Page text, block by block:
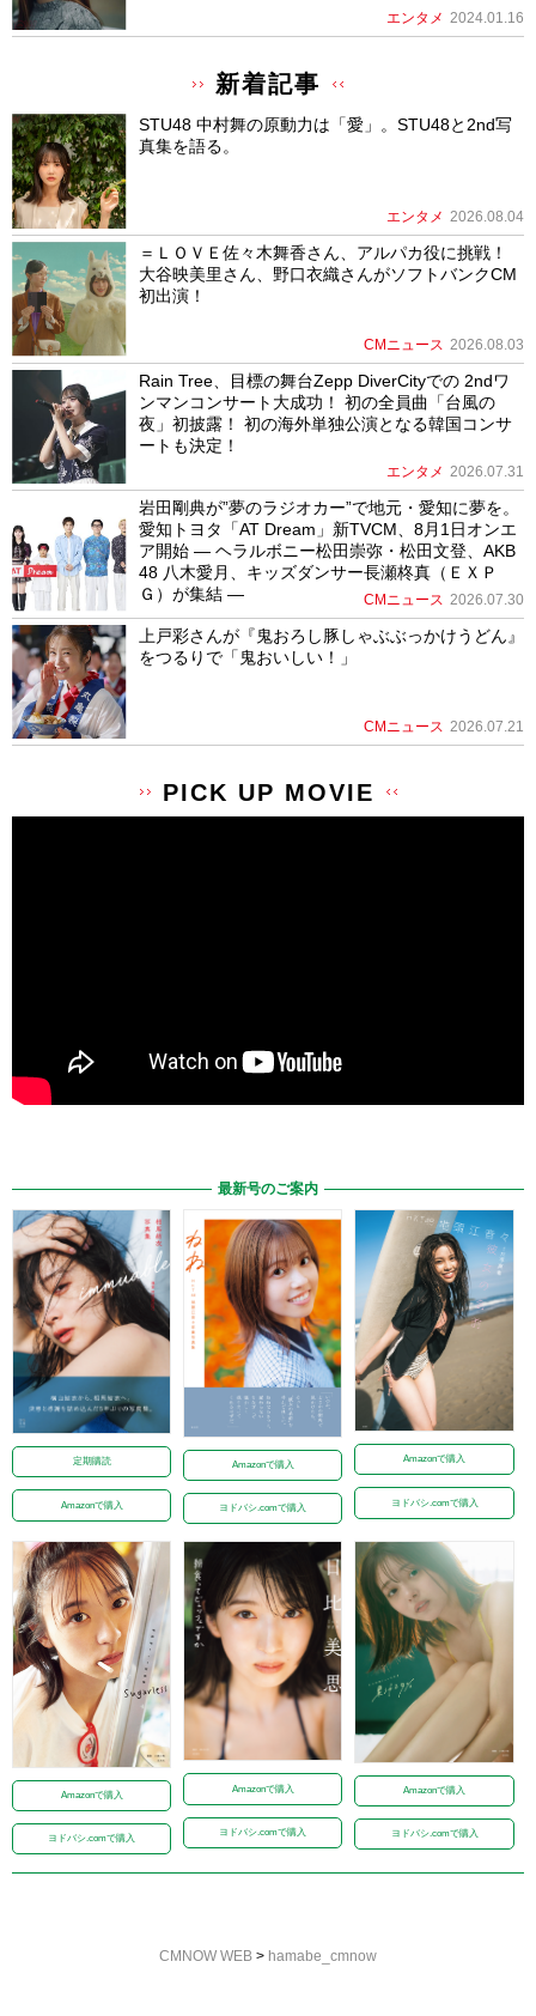
エンタメ 2024.01.16
新着記事
STU48 中村舞の原動力は「愛」。STU48と2nd写
真集を語る。
エンタメ 2026.08.04
＝ＬＯＶＥ佐々木舞香さん、アルパカ役に挑戦！
大谷映美里さん、野口衣織さんがソフトバンクCM
初出演！
CMニュース 2026.08.03
Rain Tree、目標の舞台Zepp DiverCityでの 2ndワ
ンマンコンサート大成功！ 初の全員曲「台風の
夜」初披露！ 初の海外単独公演となる韓国コンサ
ートも決定！
エンタメ 2026.07.31
岩田剛典が”夢のラジオカー”で地元・愛知に夢を。
愛知トヨタ「AT Dream」新TVCM、8月1日オンエ
ア開始 ― ヘラルボニー松田崇弥・松田文登、AKB
48 八木愛月、キッズダンサー長瀬柊真（ＥＸＰ
Ｇ）が集結 ―
CMニュース 2026.07.30
上戸彩さんが『鬼おろし豚しゃぶぶっかけうどん』
をつるりで「鬼おいしい！」
CMニュース 2026.07.21
PICK UP MOVIE
最新号のご案内
定期購読
Amazonで購入
Amazonで購入
ヨドバシ.comで購入
Amazonで購入
ヨドバシ.comで購入
Amazonで購入
ヨドバシ.comで購入
Amazonで購入
ヨドバシ.comで購入
Amazonで購入
ヨドバシ.comで購入
CMNOW WEB > hamabe_cmnow